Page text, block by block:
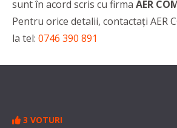
sunt în acord scris cu firma AER
Pentru orice detalii, contactaţi AER
la tel: 0746 390 891
3 VOTURI